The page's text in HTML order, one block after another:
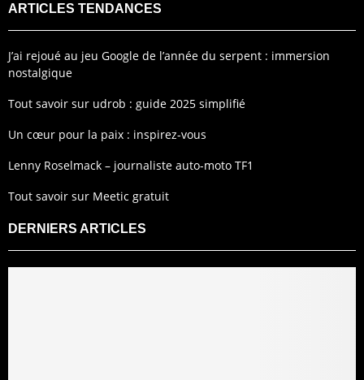
ARTICLES TENDANCES
J’ai rejoué au jeu Google de l’année du serpent : immersion
nostalgique
Tout savoir sur udrob : guide 2025 simplifié
Un cœur pour la paix : inspirez-vous
Lenny Roselmack – journaliste auto-moto TF1
Tout savoir sur Meetic gratuit
DERNIERS ARTICLES